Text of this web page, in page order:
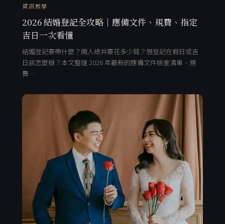
資訊教學
2026 結婚登記全攻略｜應備文件、規費、指定
吉日一次看懂
結婚登記要帶什麼？兩人總共要花多少錢？想登記在假日或吉
日該怎麼辦？本文整理 2026 年最新的應備文件檢查清單、規
費…